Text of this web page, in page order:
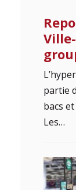
partie
bacs
Les…